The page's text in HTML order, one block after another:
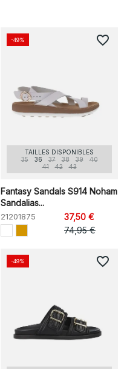
TAILLES DISPONIBLES
35
36 37 38 39
40
41
42 43
Fantasy Sandals S914 Noham
Sandalias...
21201875
37,50 €
74,95 €
-49% favorite_border
-49% favorite_border